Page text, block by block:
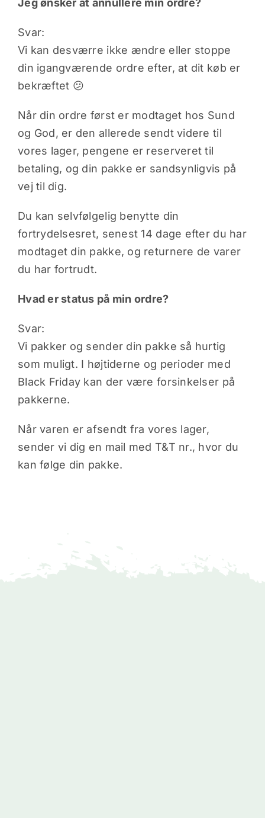
Jeg ønsker at annullere min ordre?
Svar:
Vi kan desværre ikke ændre eller stoppe
din igangværende ordre efter, at dit køb er
bekræftet 😕
Når din ordre først er modtaget hos Sund
og God, er den allerede sendt videre til
vores lager, pengene er reserveret til
betaling, og din pakke er sandsynligvis på
vej til dig.
Du kan selvfølgelig benytte din
fortrydelsesret, senest 14 dage efter du har
modtaget din pakke, og returnere de varer
du har fortrudt.
Hvad er status på min ordre?
Svar:
Vi pakker og sender din pakke så hurtig
som muligt. I højtiderne og perioder med
Black Friday kan der være forsinkelser på
pakkerne.
Når varen er afsendt fra vores lager,
sender vi dig en mail med T&T nr., hvor du
kan følge din pakke.